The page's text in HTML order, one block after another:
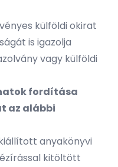
külföldi okirat
is igazolja
vagy külföldi
fordítása
az alábbi
anyakönyvi
kitöltött